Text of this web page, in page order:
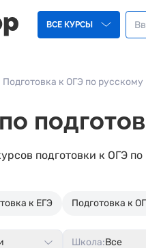
ВСЕ КУРСЫ
Подготовка к ОГЭ по русскому
подготовки к ОГЭ по
к ЕГЭ Подготовка к
Школа:Все